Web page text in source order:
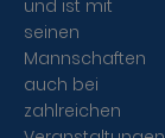
und ist mit
seinen
Mannschaften
auch bei
zahlreichen